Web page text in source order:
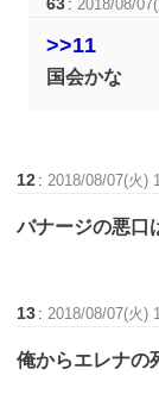
63 :2018/08/
>>11
国会かな
12 :2018/08/07(火)
バナージの悪口
13 : 2018/08/07(火)
俺からエレナの